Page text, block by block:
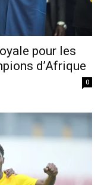
pour les
d’Afrique
0